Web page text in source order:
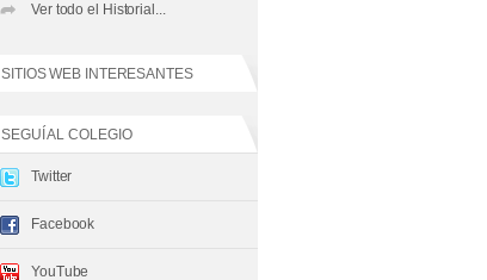
Ver todo el Historial...
SITIOS WEB INTERESANTES
SEGUÍ AL COLEGIO
Twitter
Facebook
YouTube